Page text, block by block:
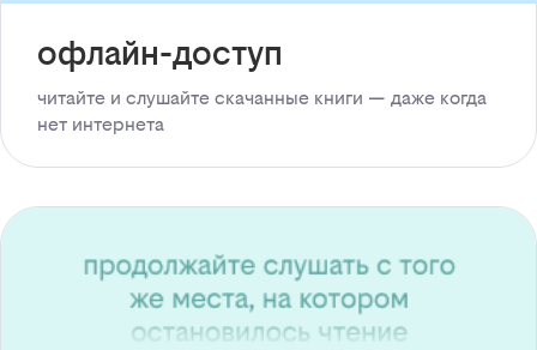
офлайн-доступ
читайте и слушайте скачанные книги — даже когда
нет интернета